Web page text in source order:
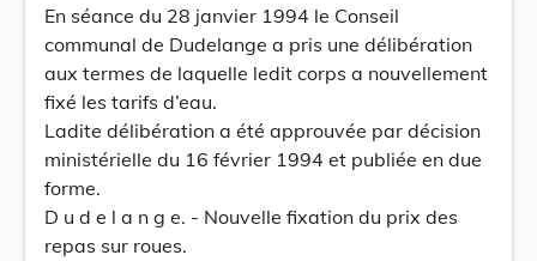
En séance du 28 janvier 1994 le Conseil
communal de Dudelange a pris une délibération
aux termes de laquelle ledit corps a nouvellement
fixé les tarifs d’eau.
Ladite délibération a été approuvée par décision
ministérielle du 16 février 1994 et publiée en due
forme.
D u d e l a n g e. - Nouvelle fixation du prix des
repas sur roues.